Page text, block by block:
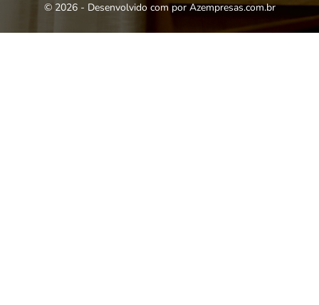
© 2026- Desenvolvido comporAzempresas.com.br